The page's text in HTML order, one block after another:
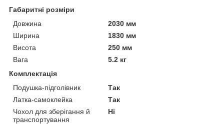
Габаритні розміри
Довжина
2030 мм
Ширина
1830 мм
Висота
250 мм
Вага
5.2 кг
Комплектація
Подушка-підголівник
Так
Латка-самоклейка
Так
Чохол для зберігання й
транспортування
Ні